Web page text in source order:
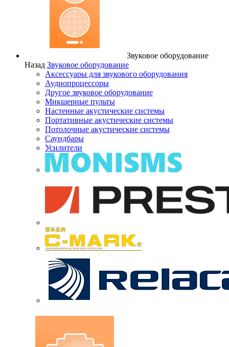
Звуковое оборудование
Назад Звуковое оборудование
Аксессуары для звукового оборудования
Аудиопроцессоры
Другое звуковое оборудование
Микшерные пульты
Настенные акустические системы
Портативные акустические системы
Потолочные акустические системы
Саундбары
Усилители